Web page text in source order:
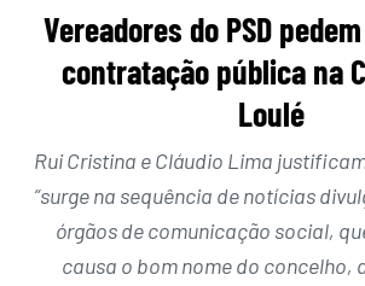
Vereadores do PSD
contratação pública na
Loulé
Rui Cristina e Cláudio Lima
“surge na sequência de notícias
órgãos de comunicação social,
causa o bom nome do concelho,